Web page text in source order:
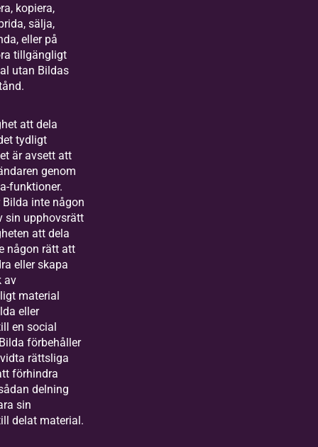
kopiera,
sälja,
eller på
tillgängligt
utan Bildas
att dela
tydligt
är avsett att
genom
funktioner.
inte någon
sin upphovsrätt
att dela
någon rätt att
eller skapa
av
material
eller
en social
förbehåller
rättsliga
förhindra
delning
sin
delat material.